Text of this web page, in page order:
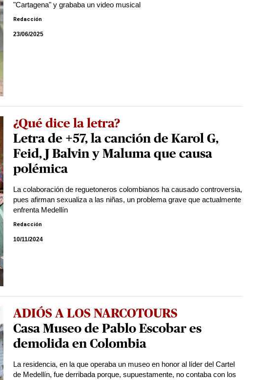
"Cartagena" y grababa un video musical
Redacción
23/06/2025
¿Qué dice la letra?
Letra de +57, la canción de Karol G,
Feid, J Balvin y Maluma que causa
polémica
La colaboración de reguetoneros colombianos ha causado controversia,
pues afirman sexualiza a las niñas, un problema grave que actualmente
enfrenta Medellín
Redacción
10/11/2024
ADIÓS A LOS NARCOTOURS
Casa Museo de Pablo Escobar es
demolida en Colombia
La residencia, en la que operaba un museo en honor al líder del Cartel
de Medellín, fue derribada porque, supuestamente, no contaba con los